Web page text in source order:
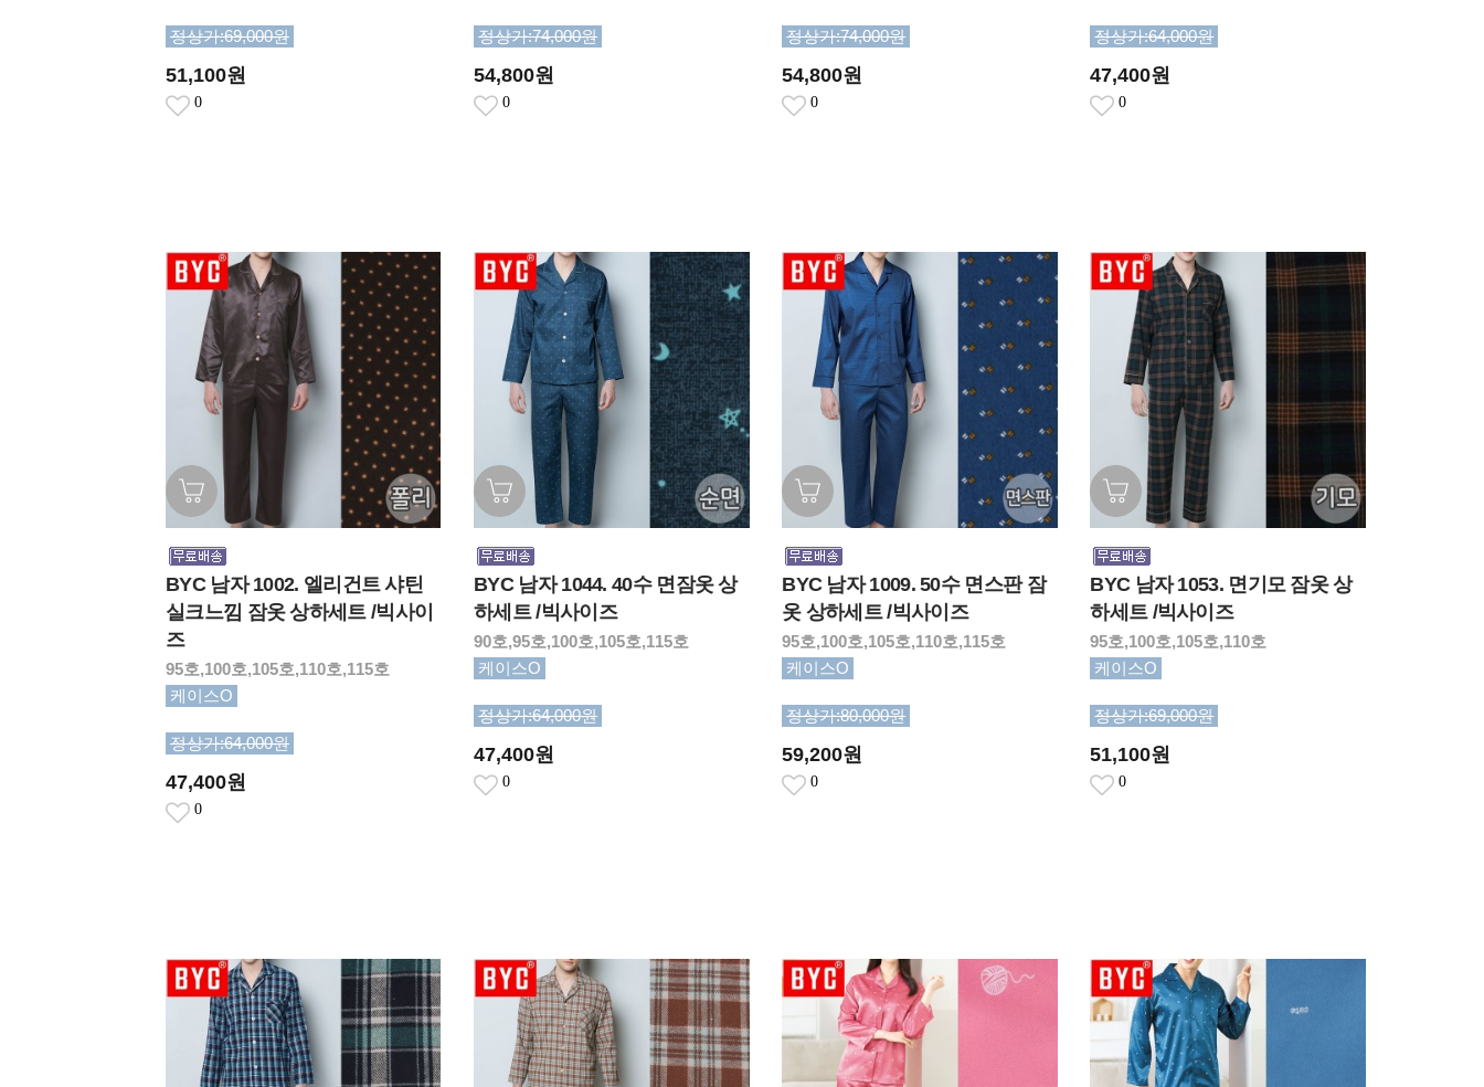
정상가:69,000원
51,100원
0
정상가:74,000원
54,800원
0
정상가:74,000원
54,800원
0
정상가:64,000원
47,400원
0
BYC 남자 1002. 엘리건트 샤틴
실크느낌 잠옷 상하세트 /빅사이
즈
95호,100호,105호,110호,115호
케이스O
정상가:64,000원
47,400원
0
BYC 남자 1044. 40수 면잠옷 상
하세트 /빅사이즈
90호,95호,100호,105호,115호
케이스O
정상가:64,000원
47,400원
0
BYC 남자 1009. 50수 면스판 잠
옷 상하세트 /빅사이즈
95호,100호,105호,110호,115호
케이스O
정상가:80,000원
59,200원
0
BYC 남자 1053. 면기모 잠옷 상
하세트 /빅사이즈
95호,100호,105호,110호
케이스O
정상가:69,000원
51,100원
0